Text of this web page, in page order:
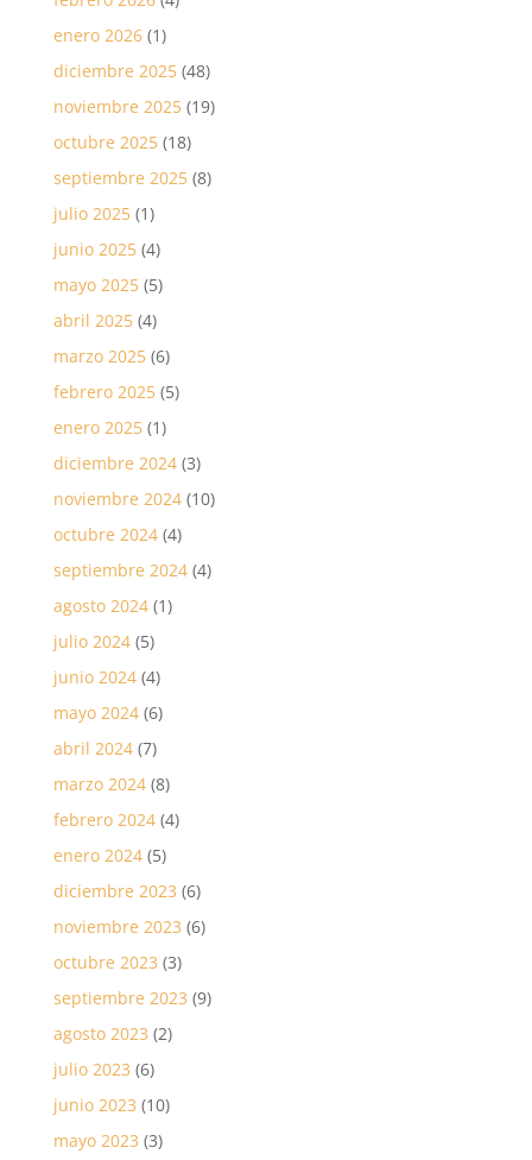
enero 2026(1)
diciembre 2025(48)
noviembre 2025(19)
octubre 2025(18)
septiembre 2025(8)
julio 2025(1)
junio 2025(4)
mayo 2025(5)
abril 2025(4)
marzo 2025(6)
febrero 2025(5)
enero 2025(1)
diciembre 2024(3)
noviembre 2024(10)
octubre 2024(4)
septiembre 2024(4)
agosto 2024(1)
julio 2024(5)
junio 2024(4)
mayo 2024(6)
abril 2024(7)
marzo 2024(8)
febrero 2024(4)
enero 2024(5)
diciembre 2023 (6)
noviembre 2023 (6)
octubre 2023 (3)
septiembre 2023 (9)
agosto 2023 (2)
julio 2023 (6)
junio 2023 (10)
mayo 2023 (3)